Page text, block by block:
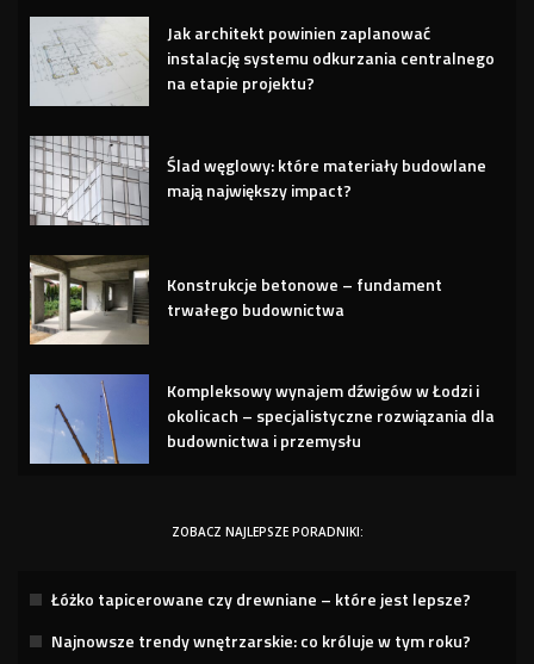
Jak architekt powinien zaplanować
instalację systemu odkurzania centralnego
na etapie projektu?
Ślad węglowy: które materiały budowlane
mają największy impact?
Konstrukcje betonowe – fundament
trwałego budownictwa
Kompleksowy wynajem dźwigów w Łodzi i
okolicach – specjalistyczne rozwiązania dla
budownictwa i przemysłu
ZOBACZ NAJLEPSZE PORADNIKI:
Łóżko tapicerowane czy drewniane – które jest lepsze?
Najnowsze trendy wnętrzarskie: co króluje w tym roku?